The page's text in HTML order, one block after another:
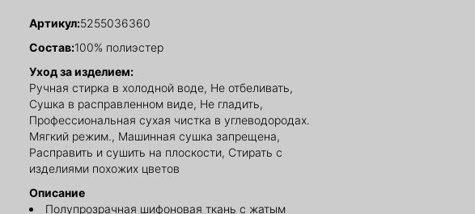
Артикул:5255036360
Состав:100% полиэстер
Уход за изделием:
Ручная стирка в холодной воде, Не отбеливать,
Сушка в расправленном виде, Не гладить,
Профессиональная сухая чистка в углеводородах.
Мягкий режим., Машинная сушка запрещена,
Расправить и сушить на плоскости, Стирать с
изделиями похожих цветов
Описание
Полупрозрачная шифоновая ткань с жатым